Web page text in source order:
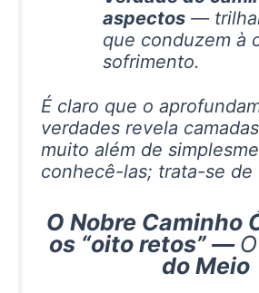
aspectos —
que conduzem à
sofrimento.
É claro que o
verdades revela
muito além de
conhecê-las; trata-se de
O Nobre Caminho
os “oito retos”— O
do Meio